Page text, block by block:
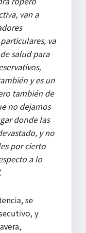
van a
va
salud para
y es un
también de
no dejamos
donde las
y no
por cierto
a lo
se
y